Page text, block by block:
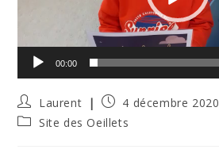
00:00
Auteur/autrice
de
la
Laurent
Publication
publiée :
4 décembre 2020
PostSite des Oeillets